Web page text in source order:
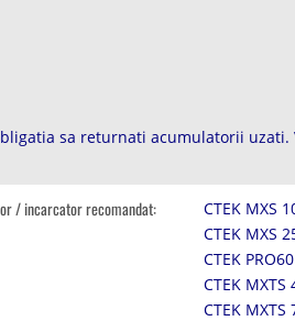
sa returnati acumulatorii
/ incarcator recomandat:
CTEK MXS
CTEK MXS
CTEK PRO60
CTEK MXTS
CTEK MXTS